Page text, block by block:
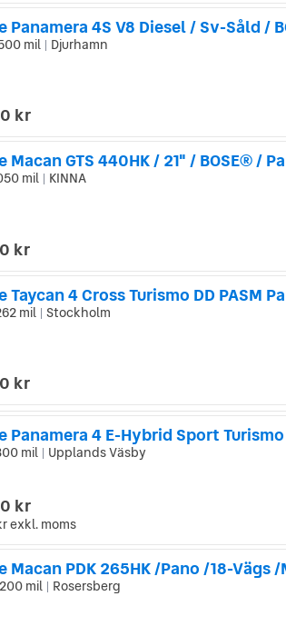
Panamera 4S V8 Diesel / Sv-Såld /
mil Djurhamn
kr
Macan GTS 440HK / 21" / BOSE® /
mil KINNA
kr
Taycan 4 Cross Turismo DD PASM
mil Stockholm
kr
mil Upplands Väsby
kr
exkl. moms
Macan PDK 265HK /Pano /18-Vägs
mil Rosersberg